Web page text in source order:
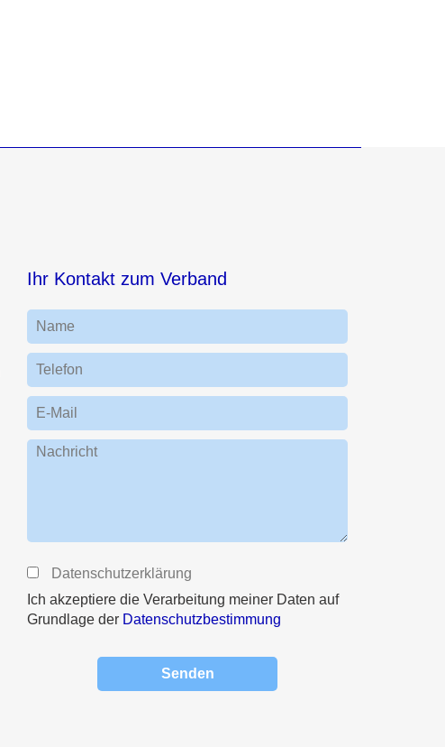
Ihr Kontakt zum Verband
Name
Telefon
E-Mail
Nachricht
Datenschutzerklärung
Ich akzeptiere die Verarbeitung meiner Daten auf
Grundlage der Datenschutzbestimmung